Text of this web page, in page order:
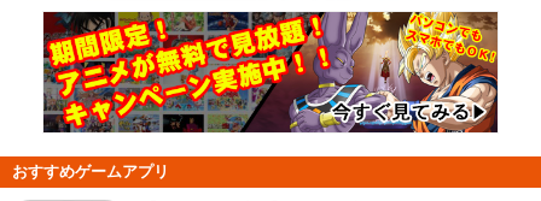
おすすめゲームアプリ